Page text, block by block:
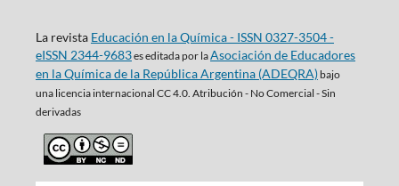
La revista Educación en la Química - ISSN 0327-3504 -
eISSN 2344-9683es editada por laAsociación de Educadores
en la Química de la República Argentina (ADEQRA)bajo
una licencia internacional CC 4.0. Atribución - No Comercial - Sin
derivadas